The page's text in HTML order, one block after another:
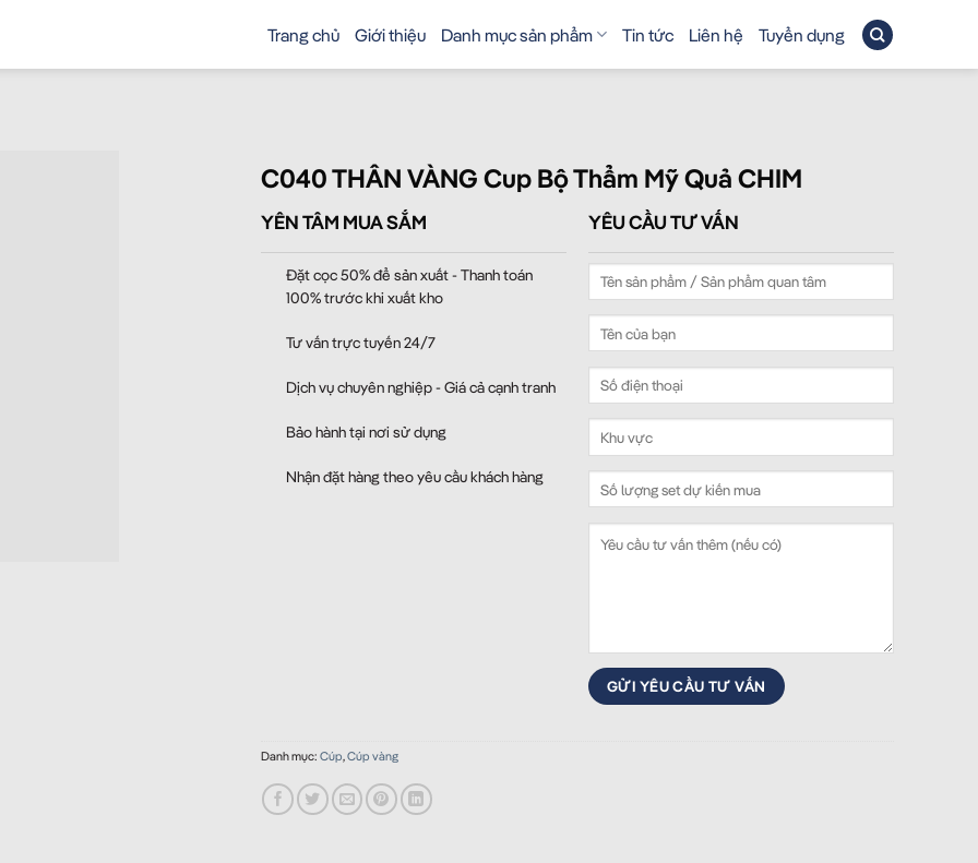
Trang chủ Giới thiệu Danh mục sản phẩm Tin tức Liên hệ Tuyển dụng
C040 THÂN VÀNG Cup Bộ Thẩm Mỹ Quả CHIM
YÊN TÂM MUA SẮM
Đặt cọc 50% để sản xuất - Thanh toán
100% trước khi xuất kho
Tư vấn trực tuyến 24/7
Dịch vụ chuyên nghiệp - Giá cả cạnh tranh
Bảo hành tại nơi sử dụng
Nhận đặt hàng theo yêu cầu khách hàng
YÊU CẦU TƯ VẤN
Danh mục: Cúp,Cúp vàng